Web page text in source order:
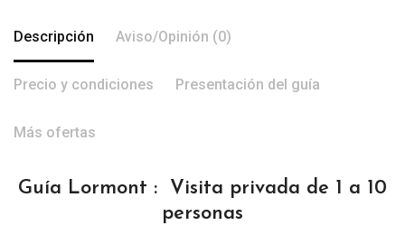
Descripción Aviso/Opinión (0)
Precio y condiciones Presentación del guía
Más ofertas
Guía Lormont : Visita privada de 1 a 10
personas